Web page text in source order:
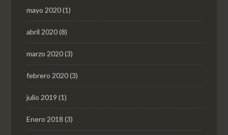
mayo 2020(1)
abril 2020(8)
marzo 2020(3)
febrero 2020(3)
julio 2019 (1)
Enero 2018 (3)